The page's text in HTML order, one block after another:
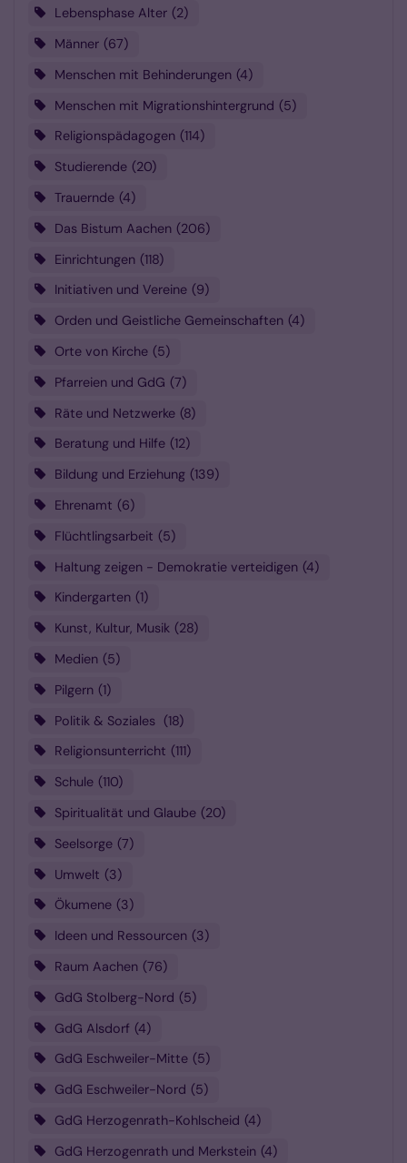
Lebensphase Alter 2
Männer 67
Menschen mit Behinderungen 4
Menschen mit Migrationshintergrund 5
Religionspädagogen 114
Studierende 20
Trauernde 4
Das Bistum Aachen 206
Einrichtungen 118
Initiativen und Vereine
9
Orden und Geistliche Gemeinschaften 4
Orte von Kirche 5
Pfarreien und GdG 7
Räte und Netzwerke 8
Beratung und Hilfe 12
Bildung und Erziehung 139
Ehrenamt 6
Flüchtlingsarbeit 5
Haltung zeigen - Demokratie verteidigen 4
Kindergarten 1
Kunst, Kultur, Musik 28
Medien 5
Pilgern 1
Politik & Soziales
18
Religionsunterricht
111
Schule 110
Spiritualität und Glaube 20
Seelsorge 7
Umwelt 3
Ökumene
3
Ideen und Ressourcen 3
Raum Aachen 76
GdG Stolberg-Nord 5
GdG Alsdorf 4
GdG Eschweiler-Mitte
5
GdG Eschweiler-Nord 5
GdG Herzogenrath-Kohlscheid 4
GdG Herzogenrath und Merkstein 4